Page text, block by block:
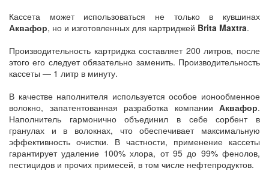
Кассета может использоваться не только в кувшинах
Аквафор, но и изготовленных для картриджей Brita Maxtra.
Производительность картриджа составляет 200 литров, после
этого его следует обязательно заменить. Производительность
кассеты — 1 литр в минуту.
В качестве наполнителя используется особое ионообменное
волокно, запатентованная разработка компании Аквафор.
Наполнитель гармонично объединил в себе сорбент в
гранулах и в волокнах, что обеспечивает максимальную
эффективность очистки. В частности, применение кассеты
гарантирует удаление 100% хлора, от 95 до 99% фенолов,
пестицидов и прочих примесей, в том числе нефтепродуктов.